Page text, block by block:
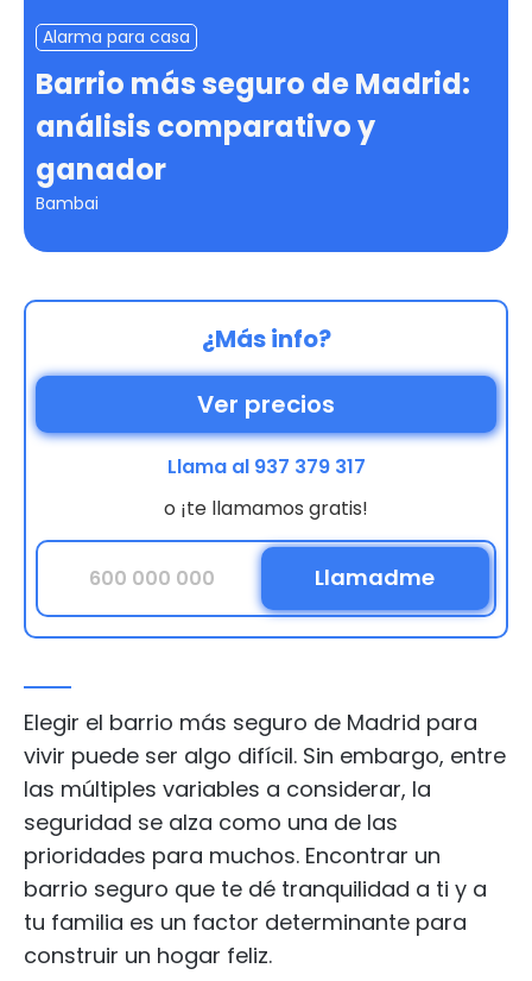
Alarma para casa
Barrio más seguro de Madrid:
análisis comparativo y
ganador
Bambai
¿Más info?
Ver precios
Llama al 937 379 317
o ¡te llamamos gratis!
Elegir el barrio más seguro de Madrid para
vivir puede ser algo difícil. Sin embargo, entre
las múltiples variables a considerar, la
seguridad se alza como una de las
prioridades para muchos. Encontrar un
barrio seguro que te dé tranquilidad a ti y a
tu familia es un factor determinante para
construir un hogar feliz.